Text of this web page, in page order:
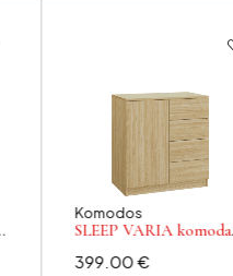
Komodos
SLEEP VARIA komoda
spalvos
399.00€